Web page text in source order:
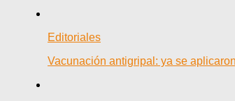
Editoriales
Vacunación antigripal: ya se